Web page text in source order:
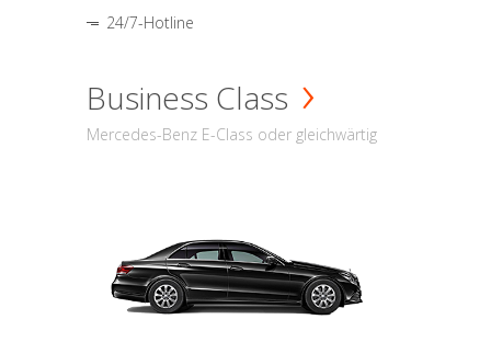
24/7-Hotline
Business Class
Mercedes-Benz E-Class oder gleichwärtig